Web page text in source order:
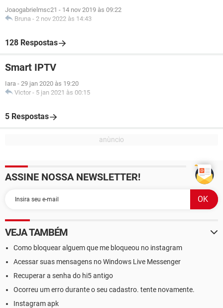
Joaogabrielmsc21 - 14 nov 2019 às 09:22
Bruna - 2 nov 2022 às 14:43
128 Respostas
Smart IPTV
Iara - 29 jan 2020 às 19:20
Victor - 5 jan 2021 às 00:15
5 Respostas
ASSINE NOSSA NEWSLETTER!
VEJA TAMBÉM
Como bloquear alguem que me bloqueou no instagram
Acessar suas mensagens no Windows Live Messenger
Recuperar a senha do hi5 antigo
Ocorreu um erro durante o seu cadastro. tente novamente.
Instagram apk